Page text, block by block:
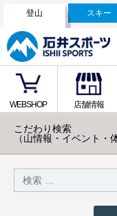
登山 スキー
WEBSHOP 店舗情報
こだわり検索
（山情報・イベント・